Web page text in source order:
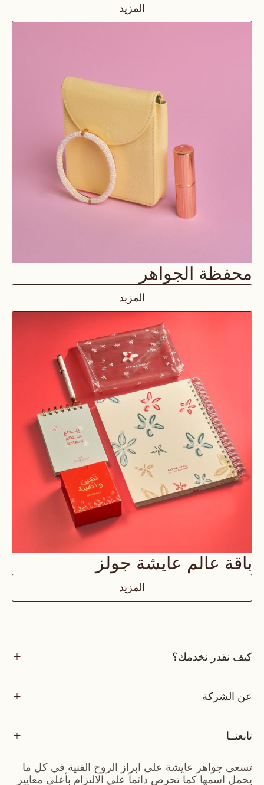
المزيد
محفظة الجواهر
المزيد
باقة عالم عايشة جولز
المزيد
كيف نقدر نخدمك؟
عن الشركة
تابعنــا
تسعى جواهر عايشة على ابراز الروح الفنية في كل ما
يحمل اسمها كما تحرص دائماً على الالتزام بأعلى معايير